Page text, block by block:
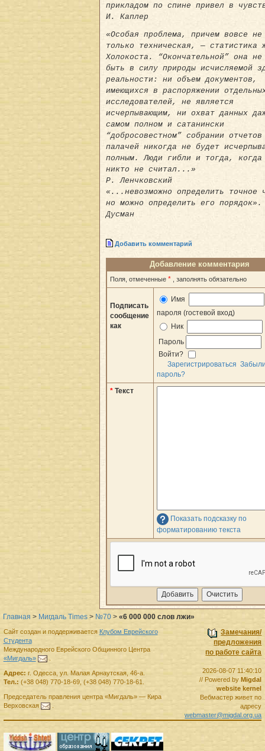
прикладом по спине привел в
И. Каплер
«Особая проблема, причем вовсе не
только техническая, — статистика
Холокоста. “Окончательной” она не
быть в силу природы исчисляемой
реальности: ни объем документов,
имеющихся в распоряжении
исследователей, не является
исчерпывающим, ни охват данных
самом полном и сатанински
“добросовестном” собрании отчетов
палачей никогда не будет
полным. Люди гибли и тогда, когда
никто не считал...»
Р. Ленчковский
«...невозможно определить точное
но можно определить его
Дусман
Добавить комментарий
Добавление комментария
Поля, отмеченные * , заполнять обязательно
Подписать
сообщение
как
Имя
пароля (гостевой вход)
Ник
Пароль
Войти?
Зарегистрироваться
пароль?
* Текст
Показать подсказку по
форматированию текста
Главная > Мигдаль Times > №70 > «6 000 000 слов лжи»
Замечания/
предложения
по работе сайта
2026-08-07 11:40:10
// Powered by Migdal
website kernel
Вебмастер живет по
адресу
webmaster@migdal.org.ua
Сайт создан и поддерживается Клубом Еврейского
Студента
Международного Еврейского Общинного Центра
«Мигдаль»
.
Адрес: г. Одесса, ул. Малая Арнаутская, 46-а.
Тел.: (+38 048) 770-18-69, (+38 048) 770-18-61.
Председатель правленияцентра «Мигдаль»— Кира
Верховская
.